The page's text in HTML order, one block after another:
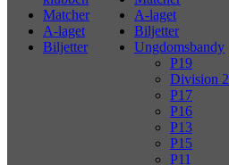
A-laget
Biljetter
Ungdomsbandy
P19
Division 2
P17
P16
P13
P15
P11
Matcher
A-laget
Biljetter